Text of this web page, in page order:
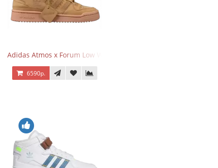
Adidas Atmos x Forum Low Wheat Dark Brown
6590р.